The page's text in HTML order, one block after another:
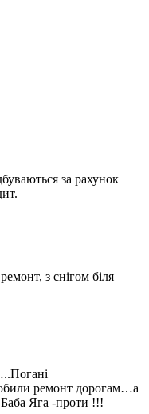
за рахунок
з снігом біля
ремонт дорогам…а
Баба Яга -проти !!!